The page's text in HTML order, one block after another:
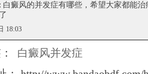
: 白癜风的并发症有哪些，希望大家都能
18:03
白癜风并发症